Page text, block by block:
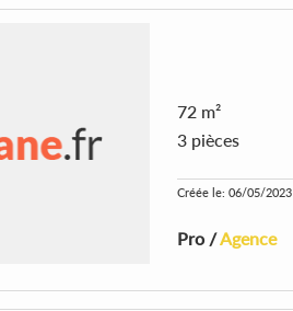
72 m²
3 pièces
Créée le: 06/05/2023
Pro /Agence